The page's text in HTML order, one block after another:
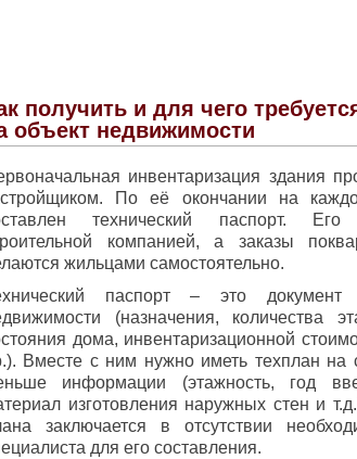
получить и для чего
объект недвижимости
инвентаризация здания
По её окончании на
технический паспорт. Его
компанией, а заказы
жильцами самостоятельно.
паспорт – это документ
(назначения, количества
дома, инвентаризационной
Вместе с ним нужно иметь техплан на
информации (этажность, год
изготовления наружных стен и
заключается в отсутствии
для его составления.